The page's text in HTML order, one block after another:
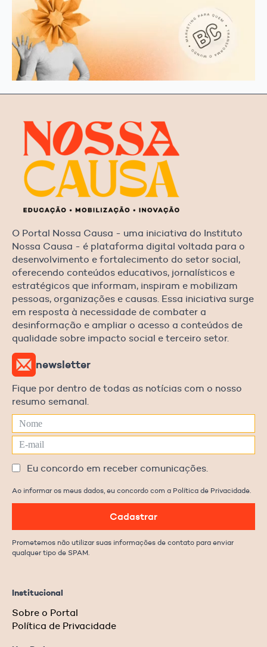
O Portal Nossa Causa - uma iniciativa do Instituto
Nossa Causa - é plataforma digital voltada para o
desenvolvimento e fortalecimento do setor social,
oferecendo conteúdos educativos, jornalísticos e
estratégicos que informam, inspiram e mobilizam
pessoas, organizações e causas. Essa iniciativa surge
em resposta à necessidade de combater a
desinformação e ampliar o acesso a conteúdos de
qualidade sobre impacto social e terceiro setor.
Institucional
Sobre o Portal
Política de Privacidade
newsletter
Fique por dentro de todas as notícias com o nosso
resumo semanal.
Eu concordo em receber comunicações.
Ao informar os meus dados, eu concordo com a Política de Privacidade.
Cadastrar
Prometemos não utilizar suas informações de contato para enviar
qualquer tipo de SPAM.